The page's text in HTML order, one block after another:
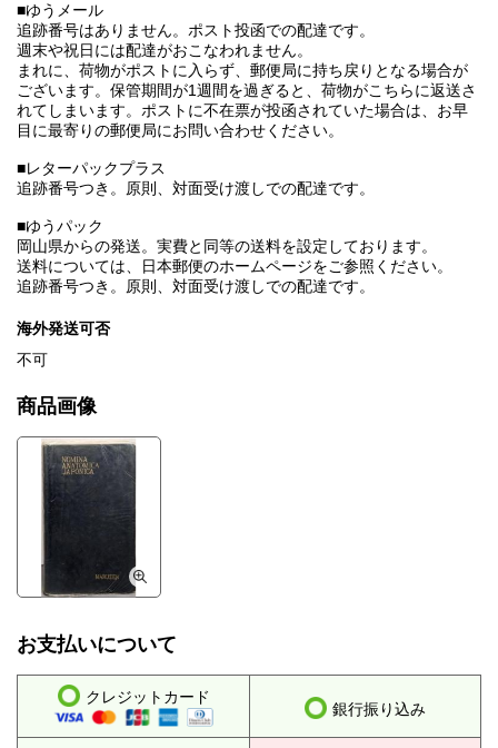
■ゆうメール
追跡番号はありません。ポスト投函での配達です。
週末や祝日には配達がおこなわれません。
まれに、荷物がポストに入らず、郵便局に持ち戻りとなる場合が
ございます。保管期間が1週間を過ぎると、荷物がこちらに返送さ
れてしまいます。ポストに不在票が投函されていた場合は、お早
目に最寄りの郵便局にお問い合わせください。
■レターパックプラス
追跡番号つき。原則、対面受け渡しでの配達です。
■ゆうパック
岡山県からの発送。実費と同等の送料を設定しております。
送料については、日本郵便のホームページをご参照ください。
追跡番号つき。原則、対面受け渡しでの配達です。
海外発送可否
不可
商品画像
お支払いについて
クレジットカード
銀行振り込み